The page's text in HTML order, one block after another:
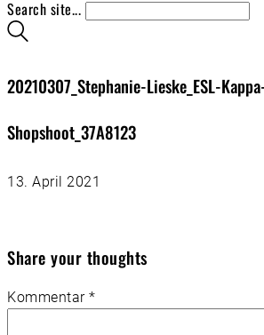
Search site...
20210307_Stephanie-Lieske_ESL-
Shopshoot_37A8123
13. April 2021
Share your thoughts
Kommentar *